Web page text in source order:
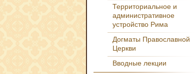
Территориальное и
административное
устройство Рима
Догматы Православной
Церкви
Вводные лекции